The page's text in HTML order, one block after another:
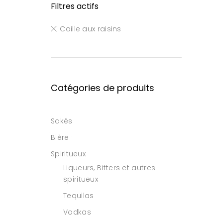
Filtres actifs
Caille aux raisins
Catégories de produits
Sakés
Bière
Spiritueux
Liqueurs, Bitters et autres
spiritueux
Tequilas
Vodkas